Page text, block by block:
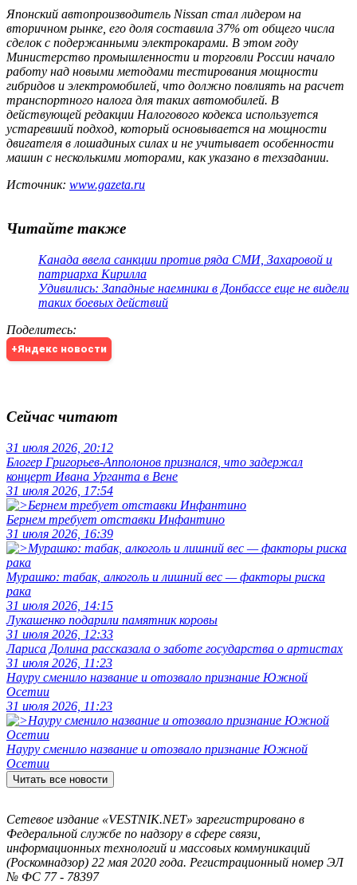
Японский автопроизводитель Nissan стал лидером на
вторичном рынке, его доля составила 37% от общего числа
сделок с подержанными электрокарами. В этом году
Министерство промышленности и торговли России начало
работу над новыми методами тестирования мощности
гибридов и электромобилей, что должно повлиять на расчет
транспортного налога для таких автомобилей. В
действующей редакции Налогового кодекса используется
устаревший подход, который основывается на мощности
двигателя в лошадиных силах и не учитывает особенности
машин с несколькими моторами, как указано в техзадании.
Источник: www.gazeta.ru
Читайте также
Канада ввела санкции против ряда СМИ, Захаровой и
патриарха Кирилла
Удивились: Западные наемники в Донбассе еще не видели
таких боевых действий
Поделитесь:
+Яндекс новости
Сейчас читают
31 июля 2026, 20:12
Блогер Григорьев-Апполонов признался, что задержал
концерт Ивана Урганта в Вене
31 июля 2026, 17:54
Бернем требует отставки Инфантино
31 июля 2026, 16:39
Мурашко: табак, алкоголь и лишний вес — факторы риска
рака
31 июля 2026, 14:15
Лукашенко подарили памятник коровы
31 июля 2026, 12:33
Лариса Долина рассказала о заботе государства о артистах
31 июля 2026, 11:23
Науру сменило название и отозвало признание Южной
Осетии
31 июля 2026, 11:23
Науру сменило название и отозвало признание Южной
Осетии
Читать все новости
Сетевое издание «VESTNIK.NET» зарегистрировано в
Федеральной службе по надзору в сфере связи,
информационных технологий и массовых коммуникаций
(Роскомнадзор) 22 мая 2020 года. Регистрационный номер ЭЛ
№ ФС 77 - 78397